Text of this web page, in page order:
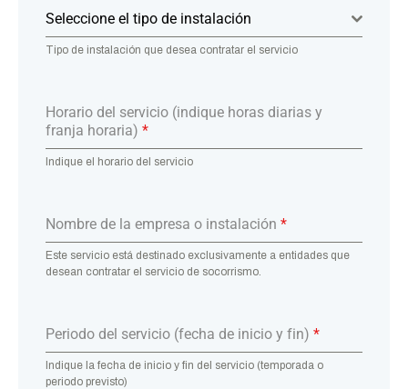
Seleccione el tipo de instalación
Tipo de instalación que desea contratar el servicio
Horario del servicio (indique horas diarias y
franja horaria) *
Indique el horario del servicio
Nombre de la empresa o instalación *
Este servicio está destinado exclusivamente a entidades que
desean contratar el servicio de socorrismo.
Periodo del servicio (fecha de inicio y fin) *
Indique la fecha de inicio y fin del servicio (temporada o
periodo previsto)